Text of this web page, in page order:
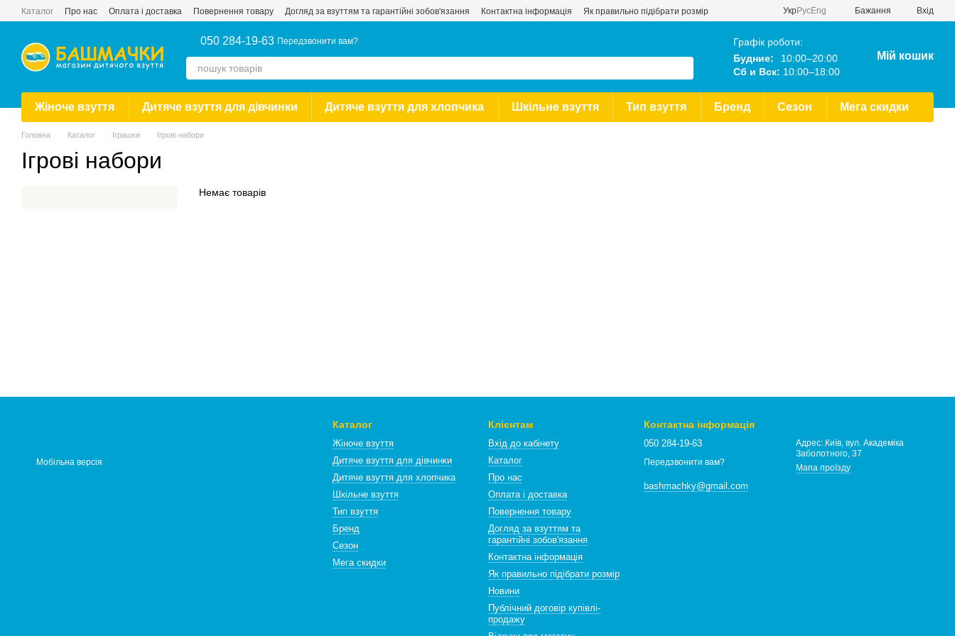
Перейти до основного контенту
Каталог Про нас Оплата і доставка Повернення товару Догляд за взуттям та гарантійні зобов'язання Контактна інформація
Як правильно підібрати розмір
УкрРусEng Бажання Вхід
050 284-19-63 Передзвонити вам?
Графік роботи:
Будние:
10:00–20:00
Сб и Вск: 10:00–18:00
Мій кошик
Жіноче взуття Дитяче взуття для дівчинки Дитяче взуття для хлопчика Шкільне взуття Тип взуття Бренд Сезон Мега скидки
Головна Каталог Іграшки Ігрові набори
Ігрові набори
Немає товарів
Мобільна версія
Каталог
Жіноче взуття
Дитяче взуття для дівчинки
Дитяче взуття для хлопчика
Шкільне взуття
Тип взуття
Бренд
Сезон
Мега скидки
Клієнтам
Вхід до кабінету
Каталог
Про нас
Оплата і доставка
Повернення товару
Догляд за взуттям та
гарантійні зобов'язання
Контактна інформація
Як правильно підібрати розмір
Новини
Публічний договір купівлі-
продажу
Контактна інформація
050 284-19-63
Передзвонити вам?
bashmachky@gmail.com
Адрес: Київ, вул. Академіка
Заболотного, 37
Мапа проїзду